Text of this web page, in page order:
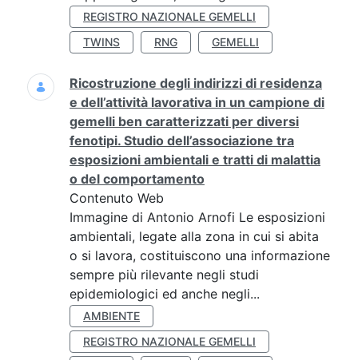
REGISTRO NAZIONALE GEMELLI
TWINS
RNG GEMELLI
Ricostruzione degli indirizzi di residenza
e dell’attività lavorativa in un campione di
gemelli ben caratterizzati per diversi
fenotipi. Studio dell’associazione tra
esposizioni ambientali e tratti di malattia
o del comportamento
Contenuto Web
Immagine di Antonio Arnofi Le esposizioni
ambientali, legate alla zona in cui si abita
o si lavora, costituiscono una informazione
sempre più rilevante negli studi
epidemiologici ed anche negli...
AMBIENTE
REGISTRO NAZIONALE GEMELLI